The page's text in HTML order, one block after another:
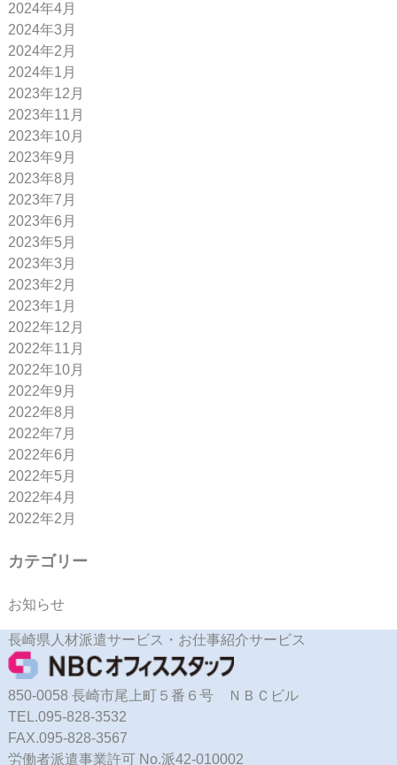
2024年4月
2024年3月
2024年2月
2024年1月
2023年12月
2023年11月
2023年10月
2023年9月
2023年8月
2023年7月
2023年6月
2023年5月
2023年3月
2023年2月
2023年1月
2022年12月
2022年11月
2022年10月
2022年9月
2022年8月
2022年7月
2022年6月
2022年5月
2022年4月
2022年2月
カテゴリー
お知らせ
長崎県人材派遣サービス・お仕事紹介サービス
850-0058 長崎市尾上町５番６号 ＮＢＣビル
TEL.095-828-3532
FAX.095-828-3567
労働者派遣事業許可 No.派42-010002